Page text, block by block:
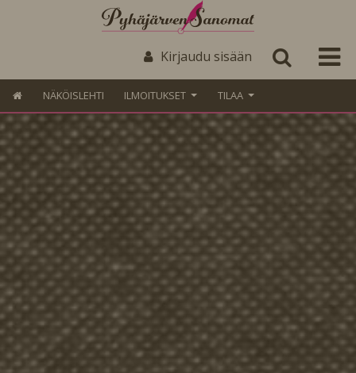
Kirjaudu sisään
NÄKÖISLEHTI ILMOITUKSET TILAA